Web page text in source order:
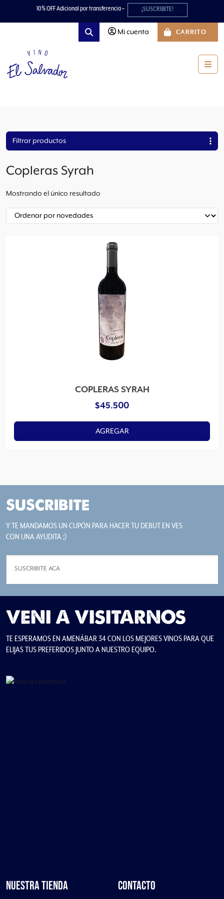
Skip to content
Skip to footer10% OFF Adicional por transferencia – ¡SUSCRIBITE!
Search
Mi cuenta CARRITO
Filtrar productos
Copleras Syrah
Mostrando el único resultado
COPLERAS SYRAH
$45.500
AGREGAR
SUSCRIBITE
Y TE MANDAMOS UN CUPÓN PARA HACER TU DEBUT EN VES
CON UNA AYUDITA ;)
VENI A VISITARNOS
TE ESPERAMOS EN AMENÁBAR 34 CON LOS MEJORES VINOS PARA QUE
ELIJAS TUS PREFERIDOS JUNTO A NUESTRO EQUIPO.
NUESTRA TIENDA CONTACTO